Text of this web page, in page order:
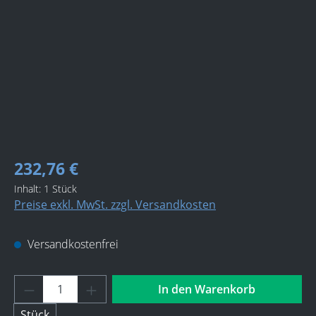
232,76 €
Inhalt: 1 Stück
Preise exkl. MwSt. zzgl. Versandkosten
Versandkostenfrei
Produkt Anzahl: Gib den gewünschten
In den Warenkorb